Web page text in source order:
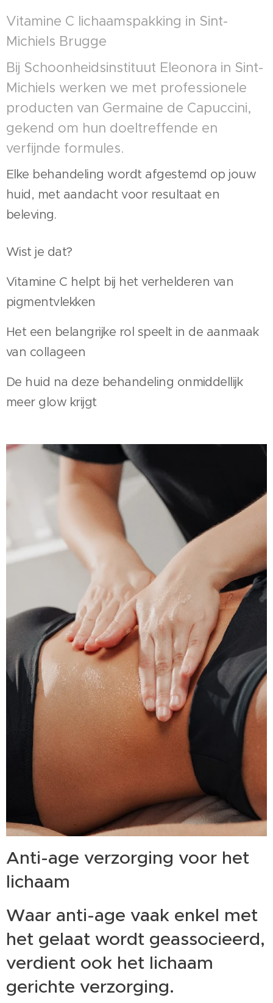
Vitamine C lichaamspakking in Sint-
Michiels Brugge
Bij Schoonheidsinstituut Eleonora in Sint-
Michiels werken we met professionele
producten van Germaine de Capuccini,
gekend om hun doeltreffende en
verfijnde formules.
Elke behandeling wordt afgestemd op jouw
huid, met aandacht voor resultaat en
beleving.
Wist je dat?
Vitamine C helpt bij het verhelderen van
pigmentvlekken
Het een belangrijke rol speelt in de aanmaak
van collageen
De huid na deze behandeling onmiddellijk
meer glow krijgt
Anti-age verzorging voor het
lichaam
Waar anti-age vaak enkel met
het gelaat wordt geassocieerd,
verdient ook het lichaam
gerichte verzorging.